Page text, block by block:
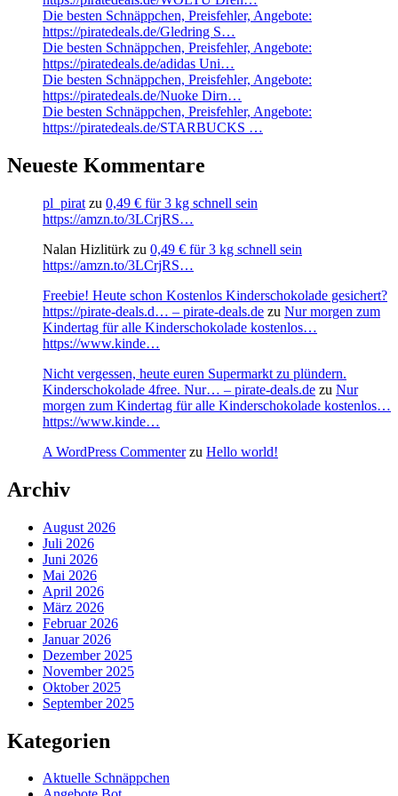
Die besten Schnäppchen, Preisfehler, Angebote:
https://piratedeals.de/Gledring S…
Die besten Schnäppchen, Preisfehler, Angebote:
https://piratedeals.de/adidas Uni…
Die besten Schnäppchen, Preisfehler, Angebote:
https://piratedeals.de/Nuoke Dirn…
Die besten Schnäppchen, Preisfehler, Angebote:
https://piratedeals.de/STARBUCKS …
Neueste Kommentare
pl_pirat zu 0,49 € für 3 kg schnell sein
https://amzn.to/3LCrjRS…
Nalan Hizlitürk zu 0,49 € für 3 kg schnell sein
https://amzn.to/3LCrjRS…
Freebie! Heute schon Kostenlos Kinderschokolade gesichert?
https://pirate-deals.d… – pirate-deals.de zu Nur morgen zum
Kindertag für alle Kinderschokolade kostenlos…
https://www.kinde…
Nicht vergessen, heute euren Supermarkt zu plündern.
Kinderschokolade 4free. Nur… – pirate-deals.de zu Nur
morgen zum Kindertag für alle Kinderschokolade kostenlos…
https://www.kinde…
A WordPress Commenterzu Hello world!
Archiv
August 2026
Juli 2026
Juni 2026
Mai 2026
April 2026
März 2026
Februar 2026
Januar 2026
Dezember 2025
November 2025
Oktober 2025
September 2025
Kategorien
Aktuelle Schnäppchen